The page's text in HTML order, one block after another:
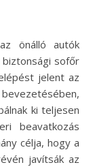
sofőr
jelent az
ki teljesen
beavatkozás
célja, hogy a
javítsák az